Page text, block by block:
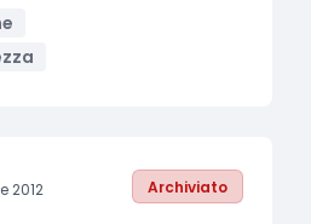
2012 Archiviato